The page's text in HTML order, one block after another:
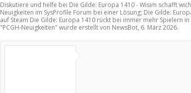
Diskutiere und helfe bei Die Gilde: Europa 1410 - Wisim schafft
Neuigkeiten im SysProfile Forum bei einer Lösung; Die Gilde:
auf Steam Die Gilde: Europa 1410 rückt bei immer mehr Spielern
"PCGH-Neuigkeiten" wurde erstellt von NewsBot, 6. März 2026.